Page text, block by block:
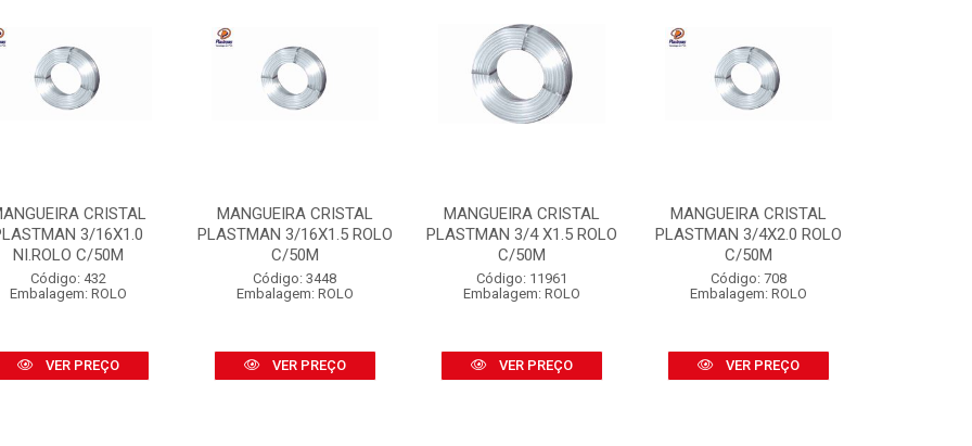
CRISTAL
3/16X1.0
NI.ROLO C/50M
Código: 432
Embalagem: ROLO
VER PREÇO
MANGUEIRA CRISTAL
PLASTMAN 3/16X1.5 ROLO
C/50M
Código: 3448
Embalagem: ROLO
VER PREÇO
MANGUEIRA CRISTAL
PLASTMAN 3/4 X1.5 ROLO
C/50M
Código: 11961
Embalagem: ROLO
VER PREÇO
MANGUEIRA CRISTAL
PLASTMAN 3/4X2.0 ROLO
C/50M
Código: 708
Embalagem: ROLO
VER PREÇO